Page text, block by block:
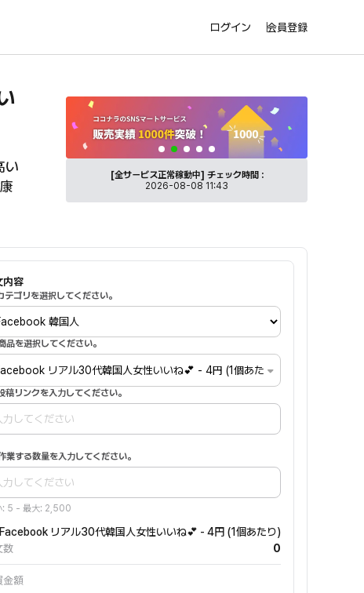
ログイン 会員登録
いを活性化。
[全サービス正常稼動中] チェック時間 :
2026-08-08 11:43
内容
テゴリを選択してください。
品を選択してください。
リアル30代韓国人女性いいね💕 - 4円 (1個あたり)
稿リンクを入力してください。
業する数量を入力してください。
: 5 - 最大: 2,500
Facebook リアル30代韓国人女性いいね💕 - 4円 (1個あたり)
数
0
金額